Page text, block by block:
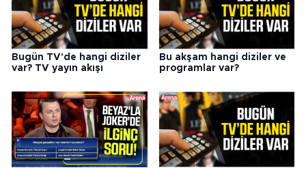
Bugün TV'de hangi diziler
var? TV yayın akışı
Bu akşam hangi diziler ve
programlar var?